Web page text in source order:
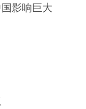
影响巨大